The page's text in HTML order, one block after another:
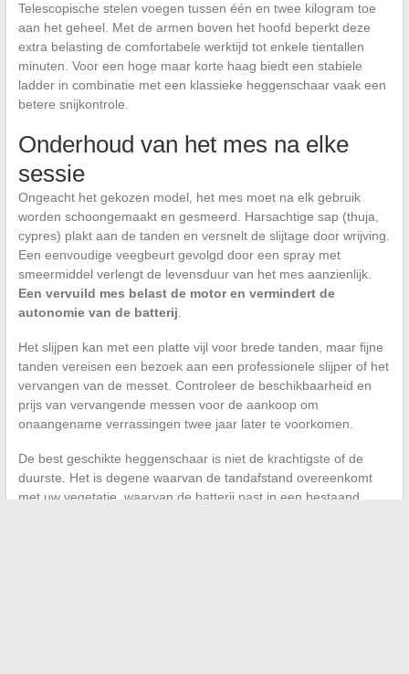
Telescopische stelen voegen tussen één en twee kilogram toe
aan het geheel. Met de armen boven het hoofd beperkt deze
extra belasting de comfortabele werktijd tot enkele tientallen
minuten. Voor een hoge maar korte haag biedt een stabiele
ladder in combinatie met een klassieke heggenschaar vaak een
betere snijkontrole.
Onderhoud van het mes na elke
sessie
Ongeacht het gekozen model, het mes moet na elk gebruik
worden schoongemaakt en gesmeerd. Harsachtige sap (thuja,
cypres) plakt aan de tanden en versnelt de slijtage door wrijving.
Een eenvoudige veegbeurt gevolgd door een spray met
smeermiddel verlengt de levensduur van het mes aanzienlijk.
Een vervuild mes belast de motor en vermindert de
autonomie van de batterij.
Het slijpen kan met een platte vijl voor brede tanden, maar fijne
tanden vereisen een bezoek aan een professionele slijper of het
vervangen van de messet. Controleer de beschikbaarheid en
prijs van vervangende messen voor de aankoop om
onaangename verrassingen twee jaar later te voorkomen.
De best geschikte heggenschaar is niet de krachtigste of de
duurste. Het is degene waarvan de tandafstand overeenkomt
met uw vegetatie, waarvan de batterij past in een bestaand